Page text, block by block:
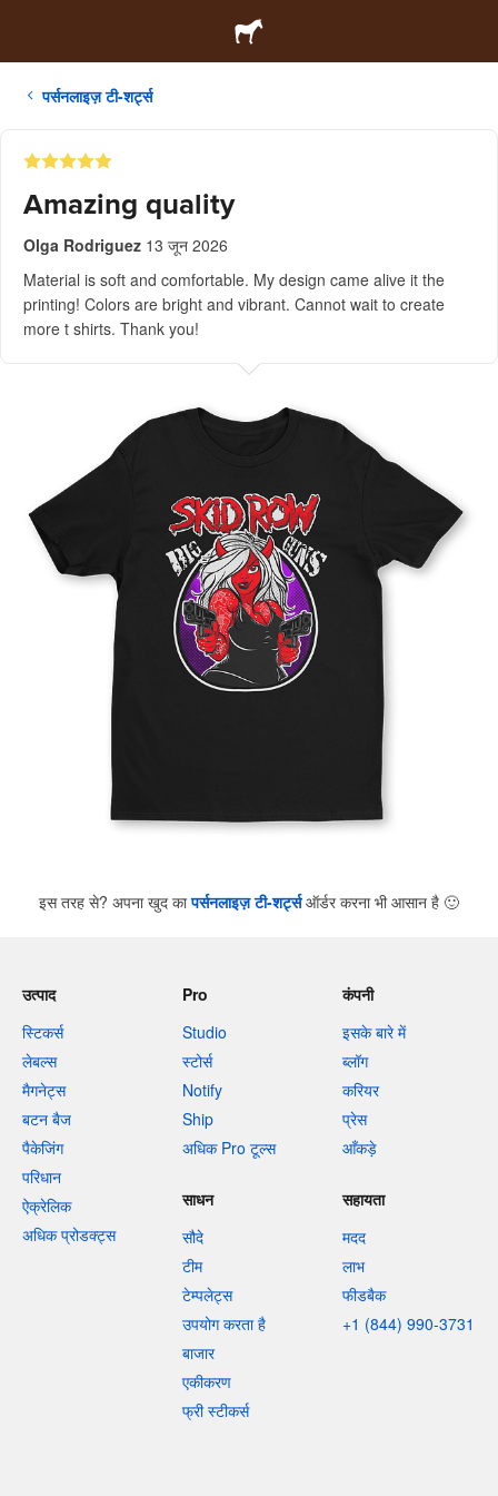
पर्सनलाइज़ टी-शर्ट्स
Amazing quality
Olga Rodriguez 13 जून 2026
Material is soft and comfortable. My design came alive it the
printing! Colors are bright and vibrant. Cannot wait to create
more t shirts. Thank you!
इस तरह से? अपना खुद कापर्सनलाइज़ टी-शर्ट्सऑर्डर करना भी आसान है 🙂
उत्पाद
स्टिकर्स
लेबल्स
मैगनेट्स
बटन बैज
पैकेजिंग
परिधान
ऐक्रेलिक
अधिक प्रोडक्ट्स
Pro
Studio
स्टोर्स
Notify
Ship
अधिक Pro टूल्स
कंपनी
इसके बारे में
ब्लॉग
करियर
प्रेस
आँकड़े
साधन
सौदे
टीम
टेम्पलेट्स
उपयोग करता है
बाजार
एकीकरण
फ्री स्टीकर्स
सहायता
मदद
लाभ
फीडबैक
+1 (844) 990-3731